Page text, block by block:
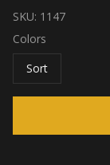
SKU: 1147
Colors
Sort